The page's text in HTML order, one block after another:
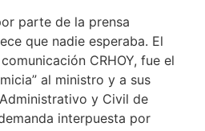
parte de la prensa
que nadie esperaba. El
CRHOY, fue el
al ministro y a sus
y Civil de
interpuesta por